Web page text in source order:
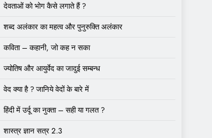
देवताओं को भोग कैसे लगाते हैं ?
शब्द अलंकार का महत्व और पुनुरुक्ति अलंकार
कविता – कहानी, जो कह न सका
ज्योतिष और आयुर्वेद का जादुई सम्बन्ध
वेद क्या है ? जानिये वेदों के बारे में
हिंदी में उर्दू का नुक्ता – सही या गलत ?
शास्त्र ज्ञान सत्र 2.3